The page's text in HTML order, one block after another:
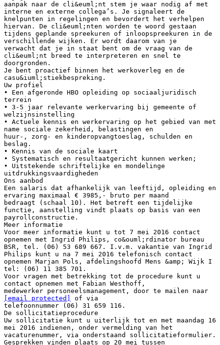
aanpak naar de cli&euml;nt stem je waar nodig af met
interne en externe collega’s. Je signaleert de
knelpunten in regelingen en bevordert het verhelpen
hiervan. De cli&euml;nten worden te woord gestaan
tijdens geplande spreekuren of inloopspreekuren in de
verschillende wijken. Er wordt daarom van je
verwacht dat je in staat bent om de vraag van de
cli&euml;nt breed te interpreteren en snel te
doorgronden.
Je bent proactief binnen het werkoverleg en de
casu&iuml;stiekbespreking.
Uw profiel
• Een afgeronde HBO opleiding op sociaaljuridisch
terrein
• 3-5 jaar relevante werkervaring bij gemeente of
welzijnsinstelling
• Actuele kennis en werkervaring op het gebied van met
name sociale zekerheid, belastingen en
huur-, zorg- en kinderopvangtoeslag, schulden en
beslag.
• Kennis van de sociale kaart
• Systematisch en resultaatgericht kunnen werken;
• Uitstekende schriftelijke en mondelinge
uitdrukkingsvaardigheden
Ons aanbod
Een salaris dat afhankelijk van leeftijd, opleiding en
ervaring maximaal € 3985,- bruto per maand
bedraagt (schaal 10). Het betreft een tijdelijke
functie, aanstelling vindt plaats op basis van een
payrollconstructie.
Meer informatie
Voor meer informatie kunt u tot 7 mei 2016 contact
opnemen met Ingrid Philips, co&ouml;rdinator bureau
BSR, tel. (06) 53 689 667. I.v.m. vakantie van Ingrid
Philips kunt u na 7 mei 2016 telefonisch contact
opnemen Marjan Pols, afdelingshoofd Mens &amp; Wijk I
tel: (06) 11 385 701.
Voor vragen met betrekking tot de procedure kunt u
contact opnemen met Fabian Westhoff,
medewerker personeelsmanagement, door te mailen naar
[email protected]
of via
telefoonnummer (06) 31 659 116.
De sollicitatieprocedure
Uw sollicitatie kunt u uiterlijk tot en met maandag 16
mei 2016 indienen, onder vermelding van het
vacaturenummer, via onderstaand sollicitatieformulier.
Gesprekken vinden plaats op 20 mei tussen